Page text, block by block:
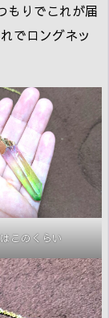
もりでこれが届
でロングネッ
このくらい